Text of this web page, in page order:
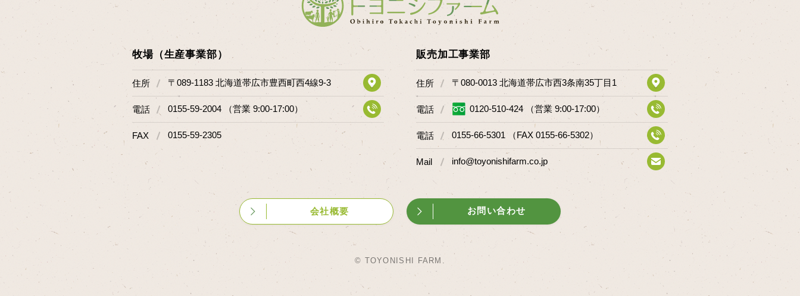
牧場（生産事業部）
住所 〒089-1183 北海道帯広市豊西町西4線9-3
電話 0155-59-2004 （営業 9:00-17:00）
FAX 0155-59-2305
販売加工事業部
住所 〒080-0013 北海道帯広市西3条南35丁目1
電話 0120-510-424 （営業 9:00-17:00）
電話 0155-66-5301 （FAX 0155-66-5302）
Mail info@toyonishifarm.co.jp
会社概要 お問い合わせ
© TOYONISHI FARM.